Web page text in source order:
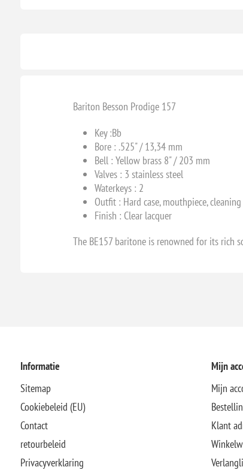
Bariton Besson Prodige 157
Key :Bb
Bore : .525" / 13,34 mm
Bell : Yellow brass 8" / 203 mm
Valves : 3 stainless steel
Waterkeys : 2
Outfit : Hard case, mouthpiece,
Finish : Clear lacquer
The BE157 baritone is renowned for its rich
Informatie
Sitemap
Cookiebeleid (EU)
Contact
retourbeleid
Privacyverklaring
Mijn
Mijn
Klant